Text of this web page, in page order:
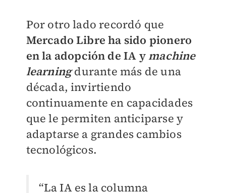
Por otro lado recordó que
Mercado Libre ha sido pionero
en la adopción de IA y machine
learningdurante más de una
década, invirtiendo
continuamente en capacidades
que le permiten anticiparse y
adaptarse a grandes cambios
tecnológicos.
“La IA es la columna